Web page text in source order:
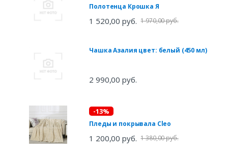
Полотенца Крошка Я
1 520,00 руб. 1 970,00 руб.
Чашка Азалия цвет: белый (450 мл)
2 990,00 руб.
-13%
Пледы и покрывала Cleo
1 200,00 руб. 1 380,00 руб.